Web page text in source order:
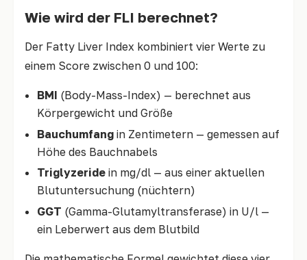
Wie wird der FLI berechnet?
Der Fatty Liver Index kombiniert vier Werte zu
einem Score zwischen 0 und 100:
BMI (Body-Mass-Index) — berechnet aus
Körpergewicht und Größe
Bauchumfang in Zentimetern — gemessen auf
Höhe des Bauchnabels
Triglyzeride in mg/dl — aus einer aktuellen
Blutuntersuchung (nüchtern)
GGT (Gamma-Glutamyltransferase) in U/l —
ein Leberwert aus dem Blutbild